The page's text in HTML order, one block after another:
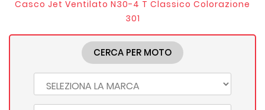
Casco Jet Ventilato N30-4 T Classico Colorazione
301
CERCA PER MOTO